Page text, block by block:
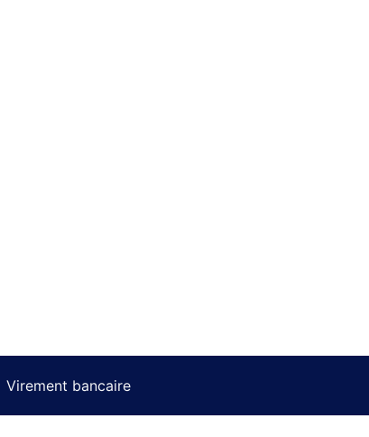
Virement bancaire